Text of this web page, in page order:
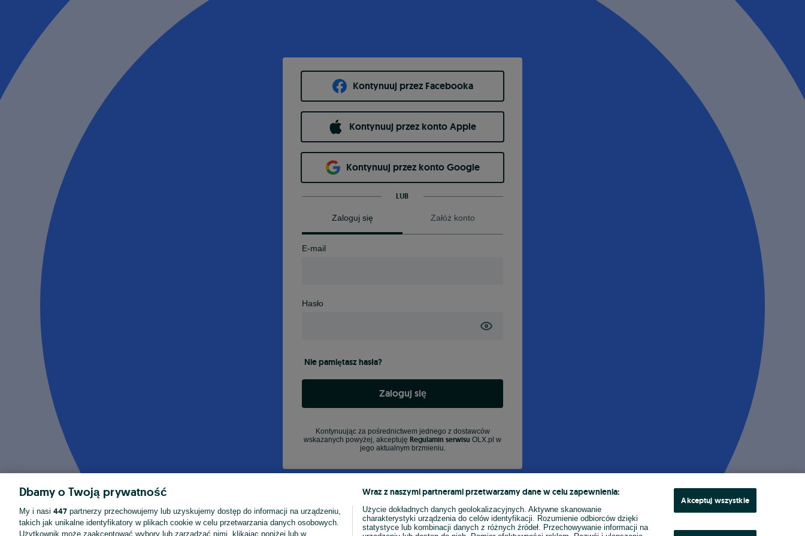
Kontynuuj przez Facebooka
Kontynuuj przez konto Apple
Kontynuuj przez konto Google
LUB
Zaloguj się Załóż konto
E-mail
Hasło
Nie pamiętasz hasła?
Zaloguj się
Kontynuując za pośrednictwem jednego z dostawców
wskazanych powyżej, akceptuję Regulamin serwisu OLX.pl w
jego aktualnym brzmieniu.
Dbamy o Twoją prywatność
My i nasi 447 partnerzy przechowujemy lub uzyskujemy dostęp do informacji na urządzeniu,
takich jak unikalne identyfikatory w plikach cookie w celu przetwarzania danych osobowych.
Użytkownik może zaakceptować wybory lub zarządzać nimi, klikając poniżej lub w
Wraz z naszymi partnerami przetwarzamy dane w celu zapewnienia:
Użycie dokładnych danych geolokalizacyjnych. Aktywne skanowanie
charakterystyki urządzenia do celów identyfikacji. Rozumienie odbiorców dzięki
statystyce lub kombinacji danych z różnych źródeł. Przechowywanie informacji na
Akceptuj wszystkie